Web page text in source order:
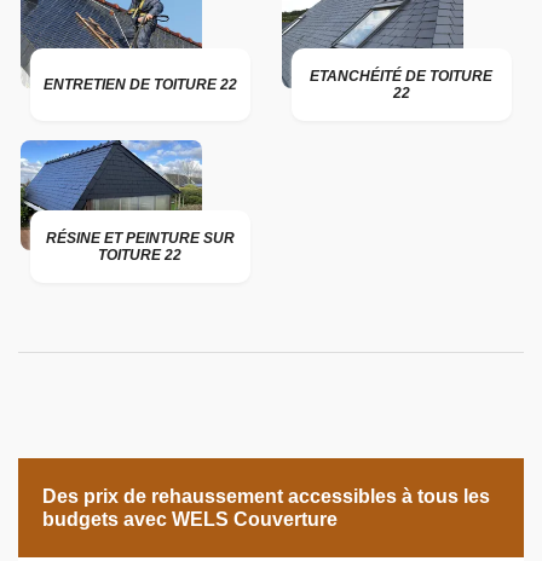
ENTRETIEN DE TOITURE 22
ETANCHÉITÉ DE TOITURE
22
RÉSINE ET PEINTURE SUR
TOITURE 22
Des prix de rehaussement accessibles à tous les
budgets avec WELS Couverture